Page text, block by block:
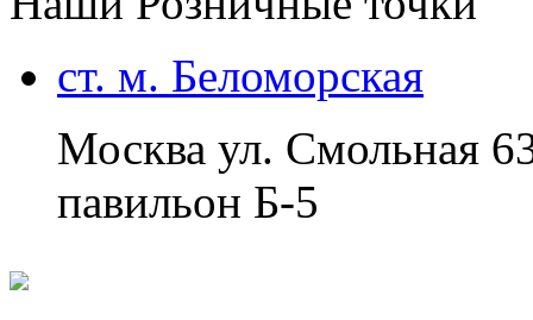
ст. м. Беломорская
Москва ул. Смольная
павильон Б-5